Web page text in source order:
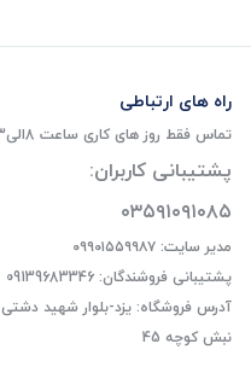
راه های ارتباطی
تماس فقط روز های کاری ساعت 8الی13
پشتیبانی کاربران:
۰۳۵۹۱۰۹۱۰۸۵
مدیر سایت: ۰۹۹۰۱۵۵۹۹۸۷
پشتیبانی فروشندگان: 09139683346
آدرس فروشگاه: یزد-بلوار شهید دشتی
نبش کوچه 45